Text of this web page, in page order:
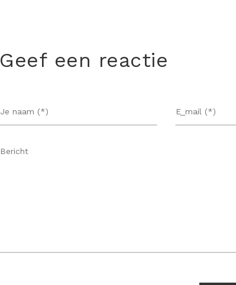
Geef een reactie